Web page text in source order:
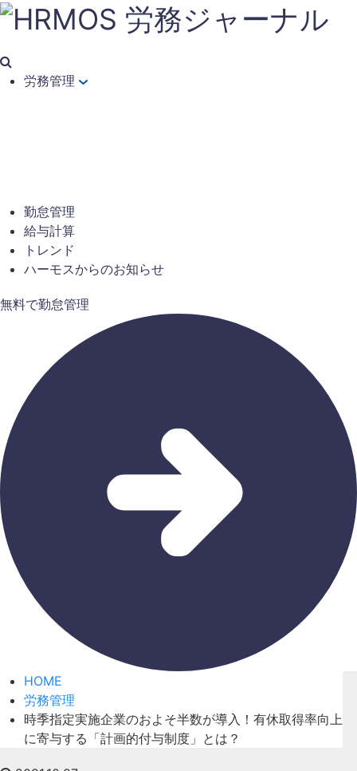
労務管理
勤怠管理
給与計算
トレンド
ハーモスからのお知らせ
無料で勤怠管理
HOME
労務管理
時季指定実施企業のおよそ半数が導入！有休取得率向上
に寄与する「計画的付与制度」とは？